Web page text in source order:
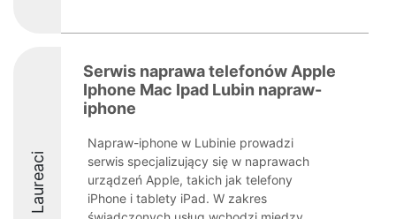
Laureaci
Serwis naprawa telefonów Apple
Iphone Mac Ipad Lubin napraw-
iphone
Napraw-iphone w Lubinie prowadzi
serwis specjalizujący się w naprawach
urządzeń Apple, takich jak telefony
iPhone i tablety iPad. W zakres